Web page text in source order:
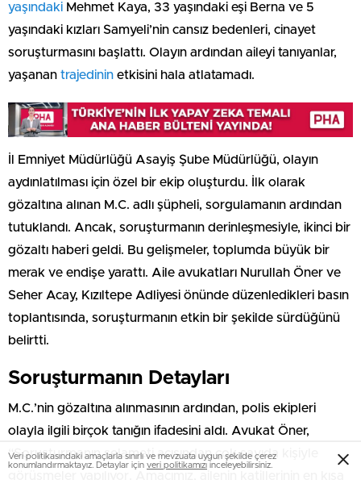
yaşındaki Mehmet Kaya, 33 yaşındaki eşi Berna ve 5
yaşındaki kızları Samyeli’nin cansız bedenleri, cinayet
soruşturmasını başlattı. Olayın ardından aileyi tanıyanlar,
yaşanan trajedinin etkisini hala atlatamadı.
İl Emniyet Müdürlüğü Asayiş Şube Müdürlüğü, olayın
aydınlatılması için özel bir ekip oluşturdu. İlk olarak
gözaltına alınan M.C. adlı şüpheli, sorgulamanın ardından
tutuklandı. Ancak, soruşturmanın derinleşmesiyle, ikinci bir
gözaltı haberi geldi. Bu gelişmeler, toplumda büyük bir
merak ve endişe yarattı. Aile avukatları Nurullah Öner ve
Seher Acay, Kızıltepe Adliyesi önünde düzenledikleri basın
toplantısında, soruşturmanın etkin bir şekilde sürdüğünü
belirtti.
Soruşturmanın Detayları
M.C.’nin gözaltına alınmasının ardından, polis ekipleri
olayla ilgili birçok tanığın ifadesini aldı. Avukat Öner,
“Soruşturmanın selameti açısından çok sayıda kişiyle
Veri politikasındaki amaçlarla sınırlı ve mevzuata uygun şekilde çerez
konumlandırmaktayız. Detaylar için veri politikamızı inceleyebilirsiniz.